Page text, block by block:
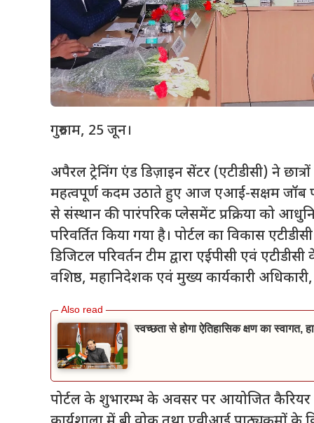
गुरुग्राम, 25 जून।
अपैरल ट्रेनिंग एंड डिज़ाइन सेंटर (एटीडीसी) ने
महत्वपूर्ण कदम उठाते हुए आज एआई-सक्षम जॉब
से संस्थान की पारंपरिक प्लेसमेंट प्रक्रिया को
परिवर्तित किया गया है। पोर्टल का विकास
डिजिटल परिवर्तन टीम द्वारा एईपीसी एवं
वशिष्ठ, महानिदेशक एवं मुख्य कार्यकारी
स्वच्छता से होगा ऐतिहासिक क्षण का स्वागत,
पोर्टल के शुभारम्भ के अवसर पर आयोजित कैरियर